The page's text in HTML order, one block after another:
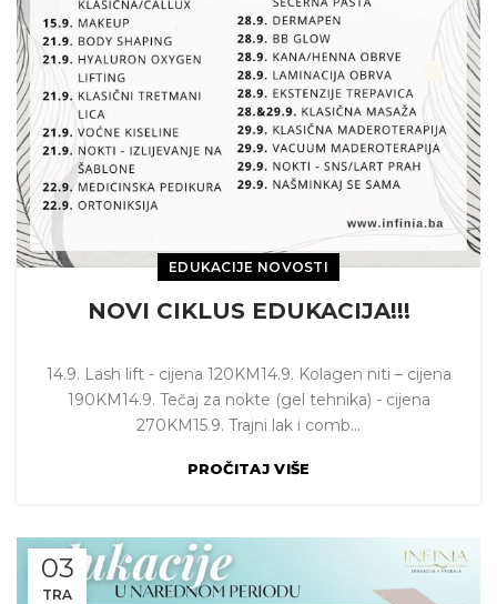
EDUKACIJE NOVOSTI
NOVI CIKLUS EDUKACIJA!!!
14.9. Lash lift - cijena 120KM14.9. Kolagen niti – cijena
190KM14.9. Tečaj za nokte (gel tehnika) - cijena
270KM15.9. Trajni lak i comb...
PROČITAJ VIŠE
03
TRA